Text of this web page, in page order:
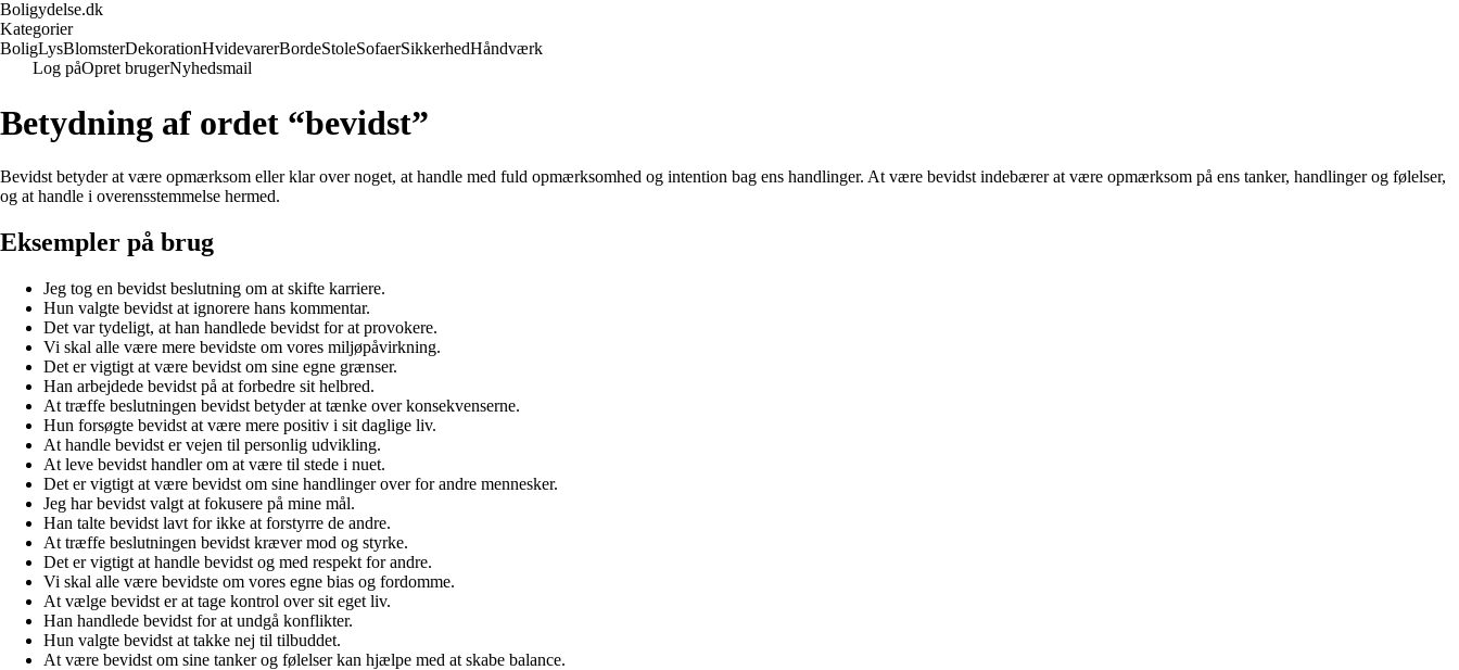
Boligydelse.dk
Kategorier
BoligLysBlomsterDekorationHvidevarerBordeStoleSofaerSikkerhedHåndværk
Log påOpret brugerNyhedsmail
Betydning af ordet “bevidst”
Bevidst betyder at være opmærksom eller klar over noget, at handle med fuld opmærksomhed og intention bag ens handlinger. At være bevidst indebærer at være opmærksom på ens tanker, handlinger og følelser,
og at handle i overensstemmelse hermed.
Eksempler på brug
Jeg tog en bevidst beslutning om at skifte karriere.
Hun valgte bevidst at ignorere hans kommentar.
Det var tydeligt, at han handlede bevidst for at provokere.
Vi skal alle være mere bevidste om vores miljøpåvirkning.
Det er vigtigt at være bevidst om sine egne grænser.
Han arbejdede bevidst på at forbedre sit helbred.
At træffe beslutningen bevidst betyder at tænke over konsekvenserne.
Hun forsøgte bevidst at være mere positiv i sit daglige liv.
At handle bevidst er vejen til personlig udvikling.
At leve bevidst handler om at være til stede i nuet.
Det er vigtigt at være bevidst om sine handlinger over for andre mennesker.
Jeg har bevidst valgt at fokusere på mine mål.
Han talte bevidst lavt for ikke at forstyrre de andre.
At træffe beslutningen bevidst kræver mod og styrke.
Det er vigtigt at handle bevidst og med respekt for andre.
Vi skal alle være bevidste om vores egne bias og fordomme.
At vælge bevidst er at tage kontrol over sit eget liv.
Han handlede bevidst for at undgå konflikter.
Hun valgte bevidst at takke nej til tilbuddet.
At være bevidst om sine tanker og følelser kan hjælpe med at skabe balance.